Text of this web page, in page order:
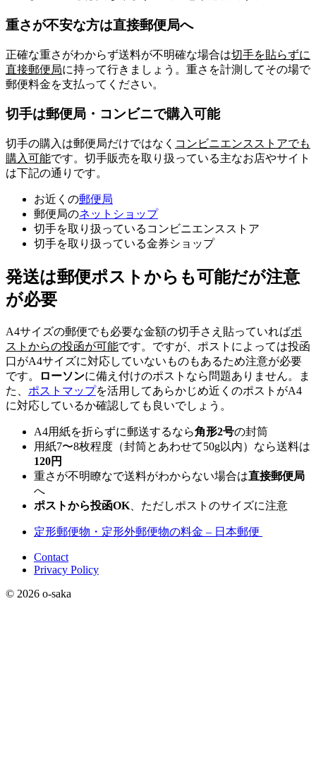
重さが不安な方は直接郵便局へ
正確な重さがわからず送料が不明確な場合は切手を貼らずに
直接郵便局に持って行きましょう。重さを計測してその場で
郵便料金を支払ってください。
切手は郵便局・コンビニで購入可能
切手の購入は郵便局だけではなく コンビニエンスストアでも
購入可能です。切手販売を取り扱っている主なお店やサイト
は下記の通りです。
お近くの郵便局
郵便局のネットショップ
切手を取り扱っているコンビニエンスストア
切手を取り扱っている金券ショップ
発送は郵便ポストからも可能だが注意
が必要
A4サイズの郵便でも必要な金額の切手さえ貼っていればポ
ストからの投函が可能です。ですが、ポストによっては投函
口がA4サイズに対応していないものもあるため注意が必要
です。
ローソンに備え付けのポストなら問題ありません。ま
た、 ポストマップを活用してあらかじめ近くのポストがA4
に対応しているか確認しても良いでしょう。
A4用紙を折らずに郵送するなら角形2号の封筒
用紙7〜8枚程度（封筒とあわせて50g以内）なら送料は
120円
重さが不明瞭なで送料がわからない場合は直接郵便局
へ
ポストから投函OK 、ただしポストのサイズに注意
定形郵便物・定形外郵便物の料金 – 日本郵便
Contact
Privacy Policy
© 2026 o-saka